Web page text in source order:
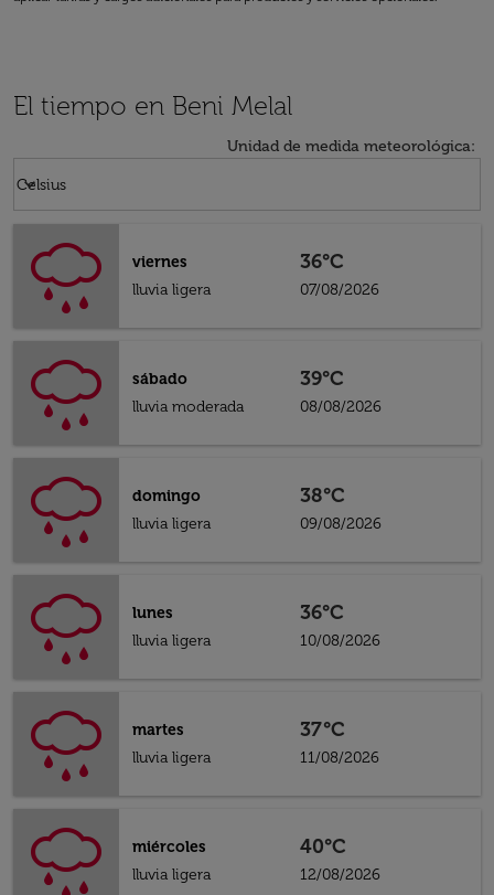
El tiempo en Beni Melal
Unidad de medida meteorológica:
Celsius
keyboard_arrow_down
viernes
lluvia ligera
36°C
07/08/2026
sábado
lluvia moderada
39°C
08/08/2026
domingo
lluvia ligera
38°C
09/08/2026
lunes
lluvia ligera
36°C
10/08/2026
martes
lluvia ligera
37°C
11/08/2026
miércoles
lluvia ligera
40°C
12/08/2026